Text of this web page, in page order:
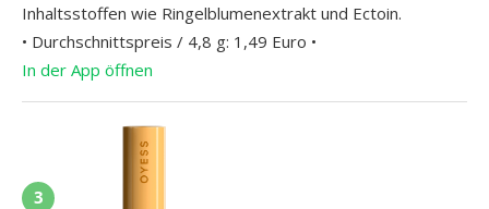
Inhaltsstoffen wie Ringelblumenextrakt und Ectoin.
• Durchschnittspreis / 4,8 g: 1,49 Euro •
In der App öffnen
3